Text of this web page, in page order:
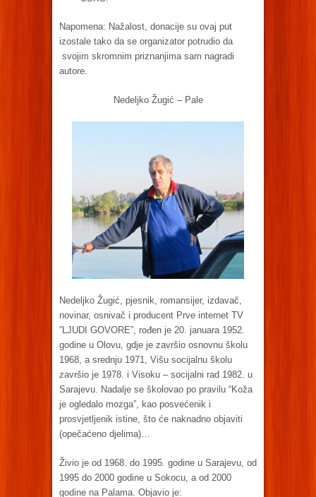
Napomena: Nažalost, donacije su ovaj put
izostale tako da se organizator potrudio da
svojim skromnim priznanjima sam nagradi
autore.
Nedeljko Žugić – Pale
Nedeljko Žugić, pjesnik, romansijer, izdavač,
novinar, osnivač i producent Prve internet TV
”LJUDI GOVORE”, rođen je 20. januara 1952.
godine u Olovu, gdje je završio osnovnu školu
1968, a srednju 1971, Višu socijalnu školu
završio je 1978. i Visoku – socijalni rad 1982. u
Sarajevu. Nadalje se školovao po pravilu “Koža
je ogledalo mozga”, kao posvećenik i
prosvjetljenik istine, što će naknadno objaviti
(opečaćeno djelima)…
Živio je od 1968. do 1995. godine u Sarajevu, od
1995 do 2000 godine u Sokocu, a od 2000
godine na Palama. Objavio je: